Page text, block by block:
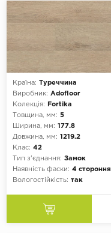
Країна: Туреччина
Виробник: Adofloor
Колекція:
Fortika
Товщина, мм: 5
Ширина, мм: 177.8
Довжина, мм: 1219.2
Клас: 42
Тип з'єднання: Замок
Наявність фаски: 4 стороння
Вологостійкість: так